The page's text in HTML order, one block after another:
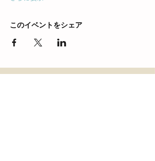
このイベントをシェア